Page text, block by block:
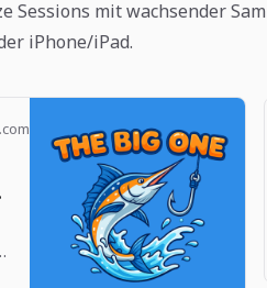
Sessions mit wachsender
iPhone/iPad.